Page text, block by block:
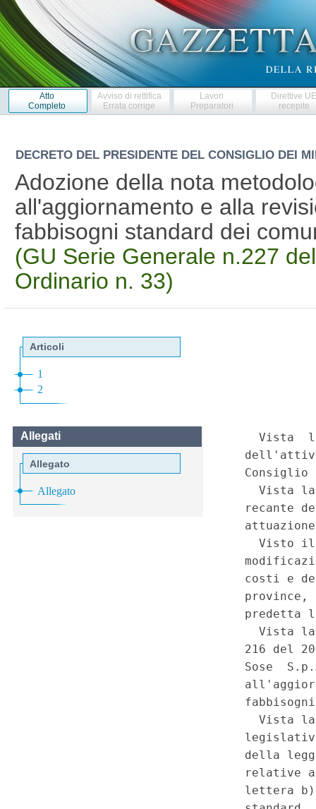
Atto
Completo
Avviso di rettifica
Errata corrige
Lavori
Preparatori
Direttive
recepite
DECRETO DEL PRESIDENTE DEL CONSIGLIO DEI
Adozione della nota
all'aggiornamento e alla
fabbisogni standard dei
(GU Serie Generale n.227
Ordinario n. 33)